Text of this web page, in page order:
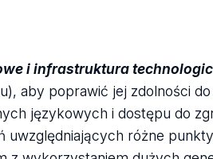
i infrastruktura
aby poprawić jej zdolności
językowych i dostępu do
różne